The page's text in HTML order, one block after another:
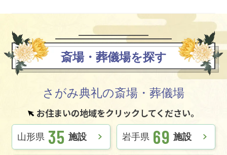
斎場・葬儀場を探す
さがみ典礼の斎場・葬儀場
お住まいの地域をクリックしてください。
山形県 35 施設 岩手県 69 施設